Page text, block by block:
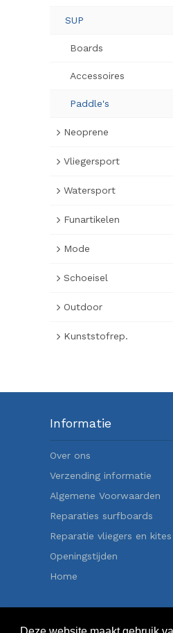
SUP
Boards
Accessoires
Paddle's
Neoprene
Vliegersport
Watersport
Funartikelen
Mode
Schoeisel
Outdoor
Kunststofrep.
Informatie
Over ons
Verzending informatie
Algemene Voorwaarden
Reparaties surfboards
Reparatie vliegers en kites
Openingstijden
Home